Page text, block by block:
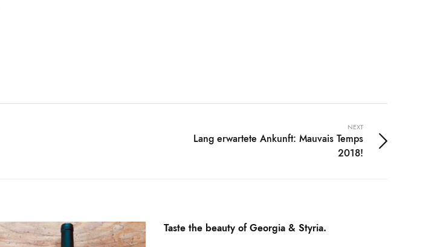
NEXT
Lang erwartete Ankunft: Mauvais Temps
2018!
Taste the beauty of Georgia & Styria.